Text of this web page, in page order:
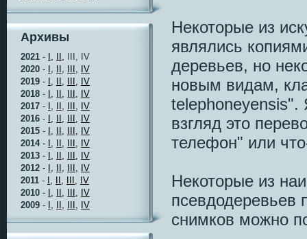
Архивы
2021 - I, II, III, IV
2020 - I, II, III, IV
2019 - I, II, III, IV
2018 - I, II, III, IV
2017 - I, II, III, IV
2016 - I, II, III, IV
2015 - I, II, III, IV
2014- I, II, III, IV
2013 - I, II, III, IV
2012 - I, II, III, IV
2011 - I, II, III, IV
2010 - I, II, III, IV
2009 - I, II, III, IV
Некоторые из
являлись
деревьев, но
новым видам,
telephoneyensis".
взгляд это
телефон" или
Некоторые из
псевдодеревьев
снимков можно